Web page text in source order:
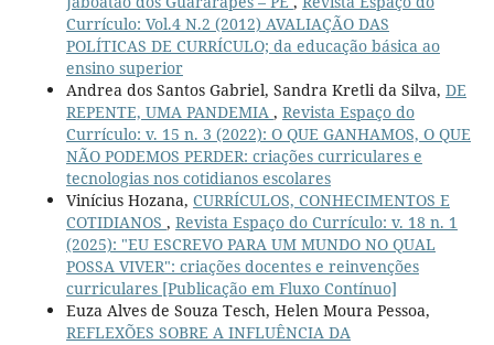
Currículo: Vol.4 N.2 (2012) AVALIAÇÃO DAS
POLÍTICAS DE CURRÍCULO; da educação básica ao
ensino superior
Andrea dos Santos Gabriel, Sandra Kretli da Silva, DE
REPENTE, UMA PANDEMIA , Revista Espaço do
Currículo: v. 15 n. 3 (2022): O QUE GANHAMOS, O QUE
NÃO PODEMOS PERDER: criações curriculares e
tecnologias nos cotidianos escolares
Vinícius Hozana, CURRÍCULOS, CONHECIMENTOS E
COTIDIANOS , Revista Espaço do Currículo: v. 18 n. 1
(2025): "EU ESCREVO PARA UM MUNDO NO QUAL
POSSA VIVER": criações docentes e reinvenções
curriculares [Publicação em Fluxo Contínuo]
Euza Alves de Souza Tesch, Helen Moura Pessoa,
REFLEXÕES SOBRE A INFLUÊNCIA DA